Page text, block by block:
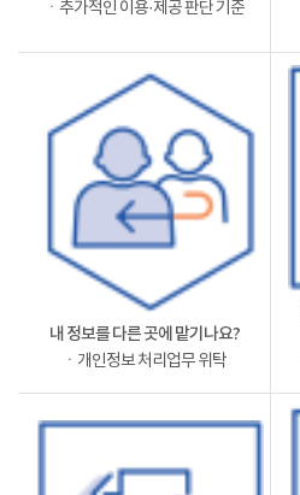
ㆍ추가적인 이용·제공 판단 기준
내 정보를 다른 곳에 맡기나요?
ㆍ개인정보 처리업무 위탁